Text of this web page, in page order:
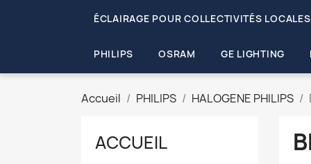
ÉCLAIRAGE POUR COLLECTIVITÉS
PHILIPS OSRAM GE LIGHTING
Accueil PHILIPS HALOGENE PHILIPS
ACCUEIL